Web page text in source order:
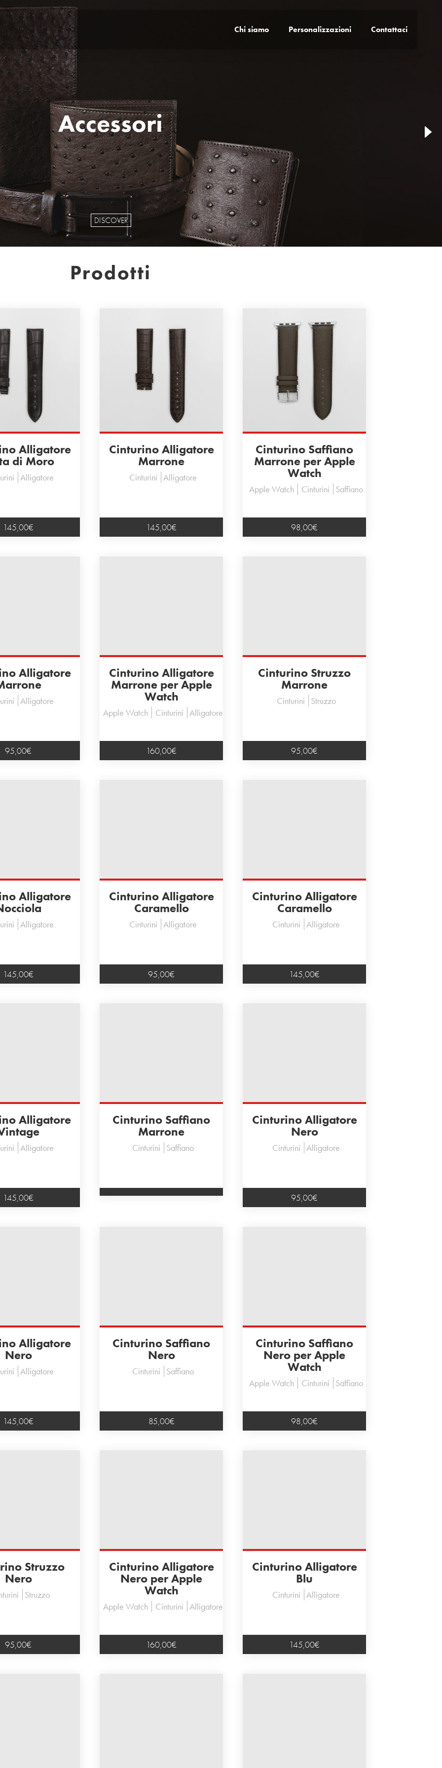
Chi siamo Personalizzazioni Contattaci
Accessori
DISCOVER
Prodotti
Alligatore
di Moro
Alligatore
145,00€
Cinturino Alligatore
Marrone
Cinturini Alligatore
145,00€
Cinturino Saffiano
Marrone per Apple
Watch
Apple Watch Cinturini Saffiano
98,00€
Alligatore
Alligatore
95,00€
Cinturino Alligatore
Marrone per Apple
Watch
Apple Watch Cinturini Alligatore
160,00€
Cinturino Struzzo
Marrone
Cinturini Struzzo
95,00€
Alligatore
Alligatore
145,00€
Cinturino Alligatore
Caramello
Cinturini Alligatore
95,00€
Cinturino Alligatore
Caramello
Cinturini Alligatore
145,00€
Alligatore
Alligatore
145,00€
Cinturino Saffiano
Marrone
Cinturini Saffiano
Cinturino Alligatore
Nero
Cinturini Alligatore
95,00€
Alligatore
Nero
Alligatore
145,00€
Cinturino Saffiano
Nero
Cinturini Saffiano
85,00€
Cinturino Saffiano
Nero per Apple
Watch
Apple Watch Cinturini Saffiano
98,00€
Struzzo
Nero
Struzzo
95,00€
Cinturino Alligatore
Nero per Apple
Watch
Apple Watch Cinturini Alligatore
160,00€
Cinturino Alligatore
Blu
Cinturini Alligatore
145,00€